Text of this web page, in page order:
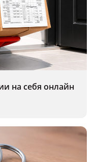
на себя онлайн